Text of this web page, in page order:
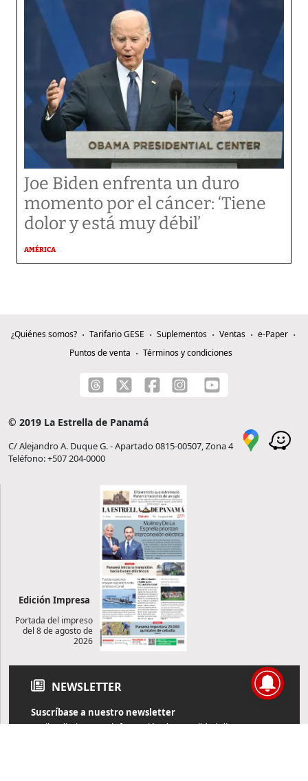
Joe Biden enfrenta un duro
momento por el cáncer: ‘Tiene
dolor y está muy débil’
AMÉRICA
¿Quiénes somos? Tarifario GESE Suplementos Ventas
e-Paper
Puntos de venta
Términos y condiciones
© 2019 La Estrella de Panamá
C/ Alejandro A. Duque G. - Apartado 0815-00507, Zona 4
Teléfono: +507 204-0000
Edición Impresa
Portada del impreso
del 8 de agosto de
2026
NEWSLETTER
Suscríbase a nuestro newsletter
Reciba diariamente información de actualidad directamente en